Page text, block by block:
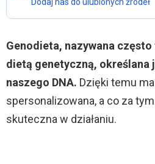
Dodaj nas do ulubionych źródeł
Genodieta, nazywana
dietą genetyczną, określana
naszego DNA. Dzięki temu
spersonalizowana, a co za
skuteczna w działaniu.